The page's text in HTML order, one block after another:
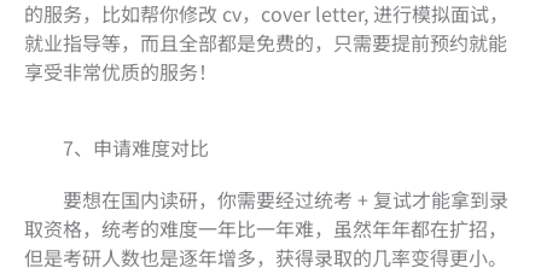
的服务，比如帮你修改 cv，cover letter, 进行模拟面试，
就业指导等，而且全部都是免费的，只需要提前预约就能
享受非常优质的服务！
7、申请难度对比
要想在国内读研，你需要经过统考 + 复试才能拿到录
取资格，统考的难度一年比一年难，虽然年年都在扩招，
但是考研人数也是逐年增多，获得录取的几率变得更小。